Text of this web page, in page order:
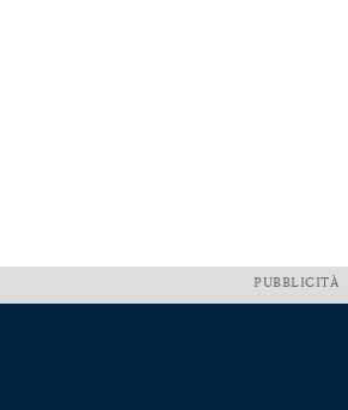
PUBBLICITÀ